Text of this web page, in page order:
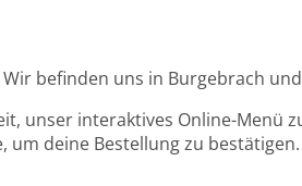
Wir befinden uns in Burgebrach
unser interaktives Online-Menü
um deine Bestellung zu